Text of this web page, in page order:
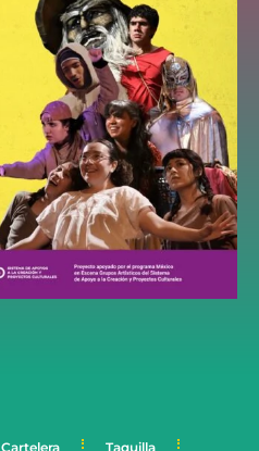
Cartelera Taquilla